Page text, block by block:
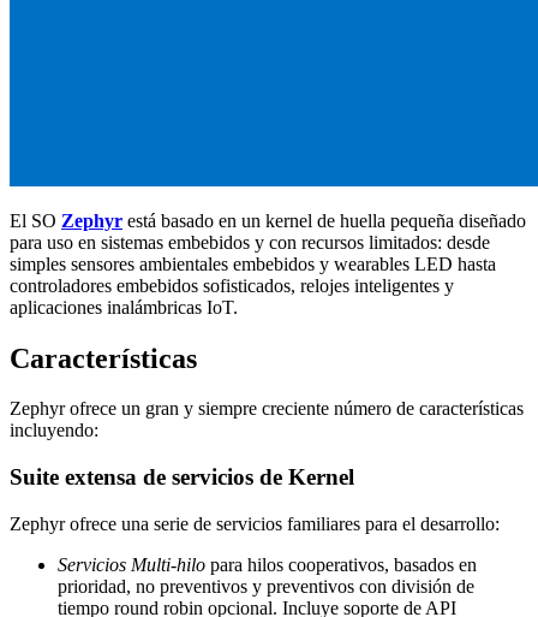
El SO Zephyr está basado en un kernel de huella pequeña diseñado
para uso en sistemas embebidos y con recursos limitados: desde
simples sensores ambientales embebidos y wearables LED hasta
controladores embebidos sofisticados, relojes inteligentes y
aplicaciones inalámbricas IoT.
Características
Zephyr ofrece un gran y siempre creciente número de características
incluyendo:
Suite extensa de servicios de Kernel
Zephyr ofrece una serie de servicios familiares para el desarrollo:
Servicios Multi-hilo para hilos cooperativos, basados en
prioridad, no preventivos y preventivos con división de
tiempo round robin opcional. Incluye soporte de API